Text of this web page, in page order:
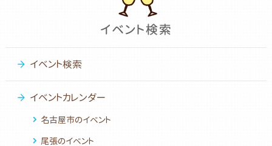
イベント検索
イベントカレンダー
名古屋市のイベント
尾張のイベント